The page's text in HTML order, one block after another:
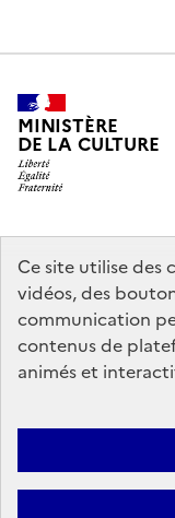
Ce site utilise des
vidéos, des
communication
contenus de
animés et
MINISTÈRE
DE LA CULTURE
legifrance.gouv.fr
service-
Politique d’utilisation
générale de protection